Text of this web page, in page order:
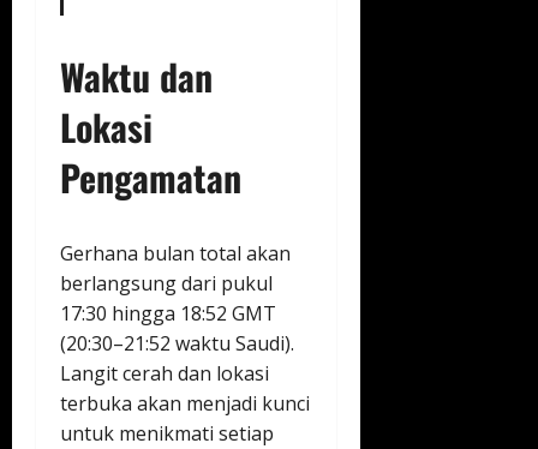
Waktu dan
Lokasi
Pengamatan
Gerhana bulan total akan
berlangsung dari pukul
17:30 hingga 18:52 GMT
(20:30–21:52 waktu Saudi).
Langit cerah dan lokasi
terbuka akan menjadi kunci
untuk menikmati setiap